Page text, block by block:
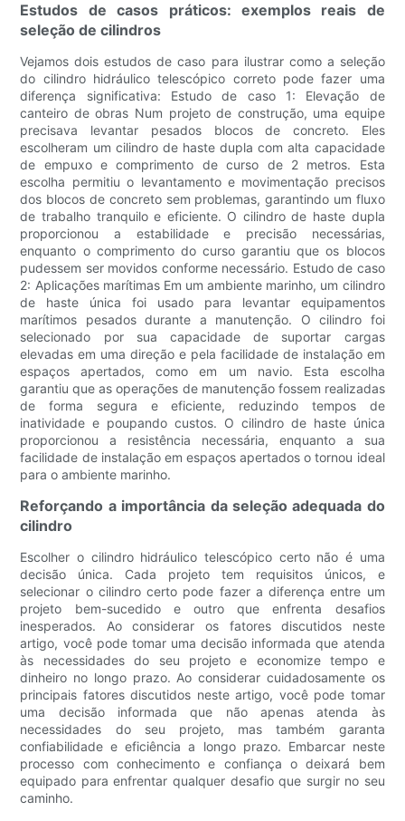
Estudos de casos práticos: exemplos reais de
seleção de cilindros
Vejamos dois estudos de caso para ilustrar como a seleção
do cilindro hidráulico telescópico correto pode fazer uma
diferença significativa: Estudo de caso 1: Elevação de
canteiro de obras Num projeto de construção, uma equipe
precisava levantar pesados ​​blocos de concreto. Eles
escolheram um cilindro de haste dupla com alta capacidade
de empuxo e comprimento de curso de 2 metros. Esta
escolha permitiu o levantamento e movimentação precisos
dos blocos de concreto sem problemas, garantindo um fluxo
de trabalho tranquilo e eficiente. O cilindro de haste dupla
proporcionou a estabilidade e precisão necessárias,
enquanto o comprimento do curso garantiu que os blocos
pudessem ser movidos conforme necessário. Estudo de caso
2: Aplicações marítimas Em um ambiente marinho, um cilindro
de haste única foi usado para levantar equipamentos
marítimos pesados ​​durante a manutenção. O cilindro foi
selecionado por sua capacidade de suportar cargas
elevadas em uma direção e pela facilidade de instalação em
espaços apertados, como em um navio. Esta escolha
garantiu que as operações de manutenção fossem realizadas
de forma segura e eficiente, reduzindo tempos de
inatividade e poupando custos. O cilindro de haste única
proporcionou a resistência necessária, enquanto a sua
facilidade de instalação em espaços apertados o tornou ideal
para o ambiente marinho.
Reforçando a importância da seleção adequada do
cilindro
Escolher o cilindro hidráulico telescópico certo não é uma
decisão única. Cada projeto tem requisitos únicos, e
selecionar o cilindro certo pode fazer a diferença entre um
projeto bem-sucedido e outro que enfrenta desafios
inesperados. Ao considerar os fatores discutidos neste
artigo, você pode tomar uma decisão informada que atenda
às necessidades do seu projeto e economize tempo e
dinheiro no longo prazo. Ao considerar cuidadosamente os
principais fatores discutidos neste artigo, você pode tomar
uma decisão informada que não apenas atenda às
necessidades do seu projeto, mas também garanta
confiabilidade e eficiência a longo prazo. Embarcar neste
processo com conhecimento e confiança o deixará bem
equipado para enfrentar qualquer desafio que surgir no seu
caminho.